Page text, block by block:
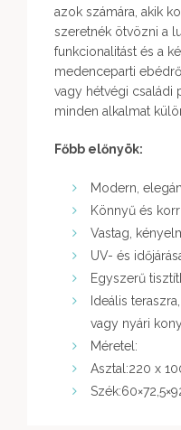
azok számára, akik
szeretnék ötvözni a
funkcionalitást és a
medenceparti
vagy hétvégi családi
minden alkalmat
Főbb előnyök:
Modern,
Könnyű és
Vastag,
UV- és
Egyszerű
Ideális
vagy nyári
Méretel:
Asztal:220 x